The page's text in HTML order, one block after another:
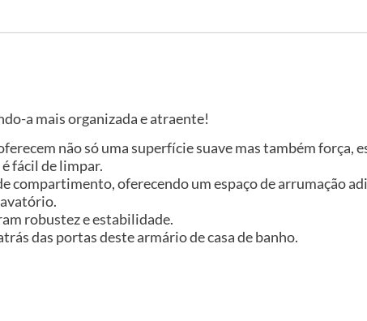
a mais organizada e atraente!
não só uma superfície suave mas também força,
fácil de limpar.
compartimento, oferecendo um espaço de arrumação
robustez e estabilidade.
das portas deste armário de casa de banho.